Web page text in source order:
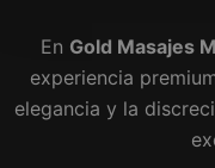
En Gold Masajes
experiencia
elegancia y la